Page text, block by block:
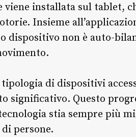
installata sul tablet,
Insieme
dispositivo non è auto-
tipologia di dispositivi
significativo. Questo
stia sempre più
persone.